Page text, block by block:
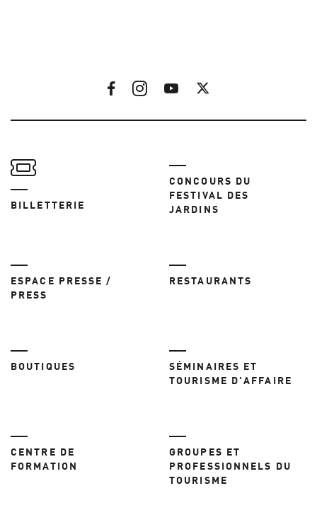
BILLETTERIE
CONCOURS DU
FESTIVAL DES
JARDINS
ESPACE PRESSE /
PRESS
RESTAURANTS
BOUTIQUES
SÉMINAIRES ET
TOURISME D'AFFAIRE
CENTRE DE
FORMATION
GROUPES ET
PROFESSIONNELS DU
TOURISME